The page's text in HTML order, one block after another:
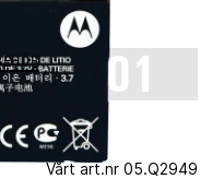
Vårt art.nr 05.Q2949